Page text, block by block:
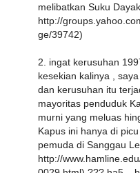
melibatkan Suku
http://
ge/39742)
2. ingat kerusuhan
kesekian kalinya ,
dan kerusuhan itu
mayoritas penduduk
murni yang meluas
Kapus ini hanya di
pemuda di Sanggau
http://